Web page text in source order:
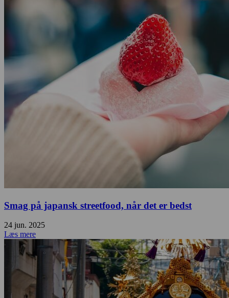
Smag på japansk streetfood, når det er bedst
24 jun. 2025
Læs mere